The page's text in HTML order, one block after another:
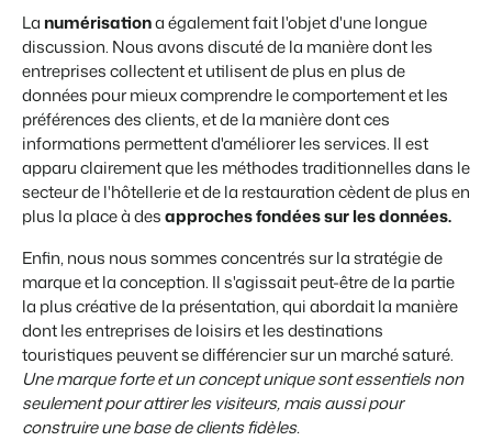
Découvrez les avantages de Booking Experts pour un
groupe
La numérisationa également fait l'objet d'une longue
discussion. Nous avons discuté de la manière dont les
entreprises collectent et utilisent de plus en plus de
données pour mieux comprendre le comportement et les
préférences des clients, et de la manière dont ces
informations permettent d'améliorer les services. Il est
apparu clairement que les méthodes traditionnelles dans le
secteur de l'hôtellerie et de la restauration cèdent de plus en
plus la place à desapproches fondées sur les données.
Enfin, nous nous sommes concentrés sur la stratégie de
marque et la conception. Il s'agissait peut-être de la partie
la plus créative de la présentation, qui abordait la manière
dont les entreprises de loisirs et les destinations
touristiques peuvent se différencier sur un marché saturé.
Une marque forte et un concept unique sont essentiels non
seulement pour attirer les visiteurs, mais aussi pour
construire une base de clients fidèles.